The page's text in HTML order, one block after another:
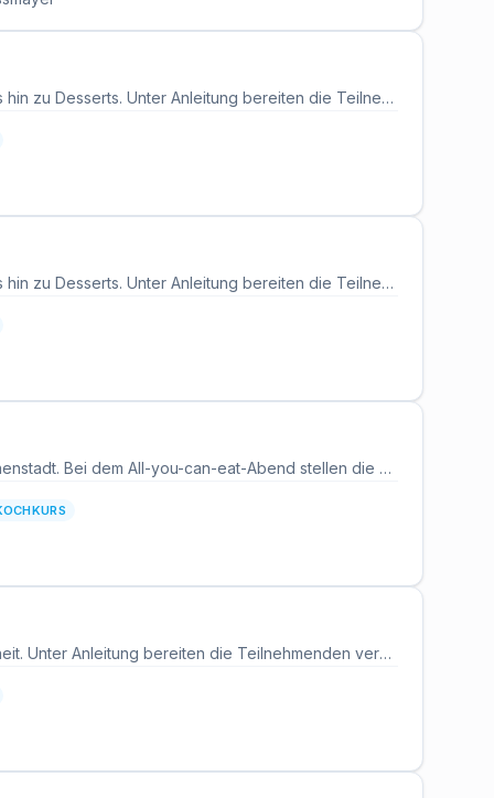
Dieser Kochkurs stellt klassische Gerichte der italienischen Küche vor, von Antipasti bis hin zu Desserts. Unter Anleitung bereiten die Teilnehmenden mehrere Gänge zu, die anschließend gemeinsam verspeist werden. Lebensmittel, Getränke und Rezepte sind in der Kursgebühr enthalten. Alle Kochutensilien werden gestellt.
Dieser Kochkurs stellt klassische Gerichte der italienischen Küche vor, von Antipasti bis hin zu Desserts. Unter Anleitung bereiten die Teilnehmenden mehrere Gänge zu, die anschließend gemeinsam verspeist werden. Lebensmittel, Getränke und Rezepte sind in der Kursgebühr enthalten. Alle Kochutensilien werden gestellt.
Thursday Frankfurt lädt zur Roll With It Dinner Party ins Goc Pho II in der Frankfurter Innenstadt. Bei dem All-you-can-eat-Abend stellen die Gäste ihre eigenen vietnamesischen Sommerrollen zusammen und kommen dabei ins Gespräch. Die Veranstaltung richtet sich an Singles über 25 Jahren. Eine Anmeldung per RSVP ist erforderlich, der ursprüngliche Termin wurde auf den 11. August verschoben.
Dieser Kochkurs widmet sich der vegetarischen Küche und ihrer wachsenden Beliebtheit. Unter Anleitung bereiten die Teilnehmenden verschiedene fleischlose Gerichte zu, die anschließend gemeinsam verspeist werden. Lebensmittel, Getränke und Rezepte sind in der Kursgebühr enthalten. Alle Kochutensilien werden gestellt.